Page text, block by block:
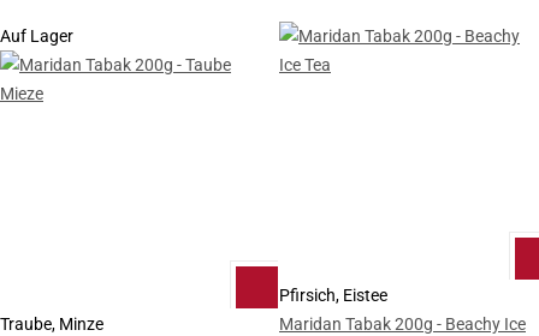
Auf Lager
Traube, Minze
Pfirsich, Eistee
Maridan Tabak 200g - Beachy Ice